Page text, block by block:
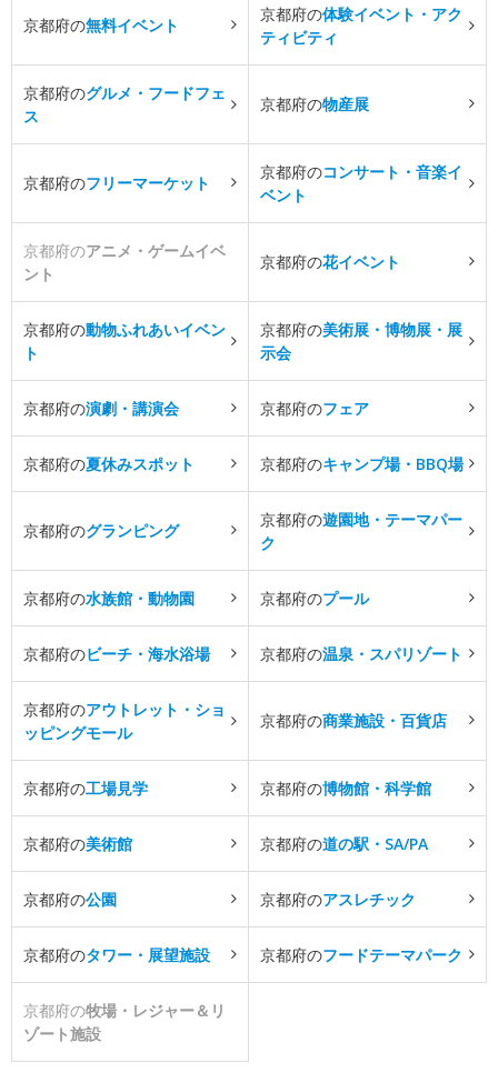
京都府の無料イベント
京都府の体験イベント・アク
ティビティ
京都府のグルメ・フードフェ
ス
京都府の物産展
京都府のフリーマーケット
京都府のコンサート・音楽イ
ベント
京都府のアニメ・ゲームイベ
ント
京都府の花イベント
京都府の動物ふれあいイベン
ト
京都府の美術展・博物展・展
示会
京都府の演劇・講演会 京都府のフェア
京都府の夏休みスポット 京都府のキャンプ場・BBQ場
京都府のグランピング
京都府の遊園地・テーマパー
ク
京都府の水族館・動物園 京都府のプール
京都府のビーチ・海水浴場 京都府の温泉・スパリゾート
京都府のアウトレット・ショ
ッピングモール
京都府の商業施設・百貨店
京都府の工場見学 京都府の博物館・科学館
京都府の美術館 京都府の道の駅・SA/PA
京都府の公園 京都府のアスレチック
京都府のタワー・展望施設 京都府のフードテーマパーク
京都府の牧場・レジャー＆リ
ゾート施設